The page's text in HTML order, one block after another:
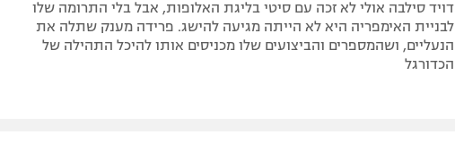
דויד סילבה אולי לא זכה עם סיטי בליגת האלופות, אבל בלי התרומה שלו
לבניית האימפריה היא לא הייתה מגיעה להישג. פרידה מענק שתלה את
הנעליים, ושהמספרים והביצועים שלו מכניסים אותו להיכל התהילה של
הכדורגל